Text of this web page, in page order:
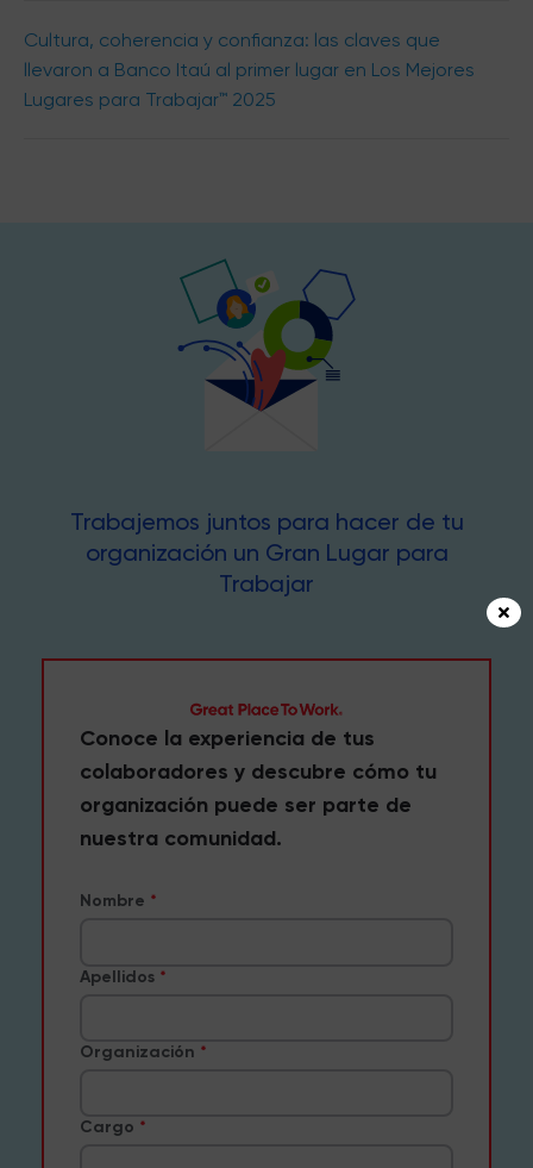
Cultura, coherencia y confianza: las claves que
llevaron a Banco Itaú al primer lugar en Los Mejores
Lugares para Trabajar™ 2025
Trabajemos juntos para hacer de tu
organización un Gran Lugar para
Trabajar
Conoce la experiencia de tus
colaboradores y descubre cómo tu
organización puede ser parte de
nuestra comunidad.
Nombre
Apellidos
Organización
Cargo